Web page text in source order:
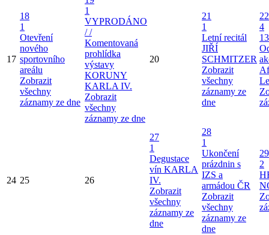
17
18
1
Otevření
nového
sportovního
areálu
Zobrazit
všechny
záznamy ze dne
1
VYPRODÁNO
/ /
Komentovaná
prohlídka
výstavy
KORUNY
KARLA IV.
Zobrazit
všechny
záznamy ze dne
20
21
1
Letní recitál
JIŘÍ
SCHMITZER
Zobrazit
všechny
záznamy ze
dne
22
4
24 25 26
27
1
Degustace
vín KARLA
IV.
Zobrazit
všechny
záznamy ze
dne
28
1
Ukončení
prázdnin s
IZS a
armádou ČR
Zobrazit
všechny
záznamy ze
dne
29
2